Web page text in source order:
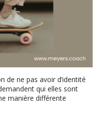
de ne pas avoir d’identité
qui elles sont
manière différente